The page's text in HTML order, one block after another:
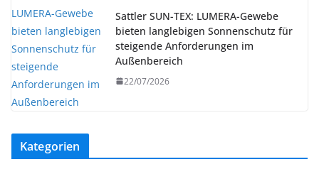
Sattler SUN-TEX: LUMERA-Gewebe
bieten langlebigen Sonnenschutz für
steigende Anforderungen im
Außenbereich
22/07/2026
Kategorien